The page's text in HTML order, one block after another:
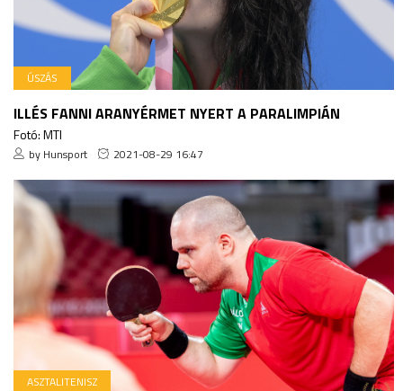
ÚSZÁS
ILLÉS FANNI ARANYÉRMET NYERT A PARALIMPIÁN
Fotó: MTI
by Hunsport 2021-08-29 16:47
ASZTALITENISZ